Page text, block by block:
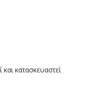
κατασκευαστεί